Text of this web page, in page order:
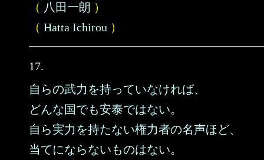
（ 八田一朗 ）
（ Hatta Ichirou ）
17.
自らの武力を持っていなければ、
どんな国でも安泰ではない。
自ら実力を持たない権力者の名声ほど、
当てにならないものはない。